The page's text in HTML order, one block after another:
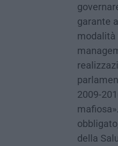
garante
modalità
2009-
della